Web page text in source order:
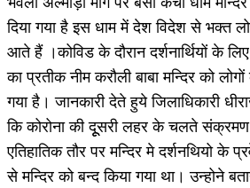
दिया गया है इस धाम में देश विदेश से भक्त
आते हैं ।कोविड के दौरान दर्शनार्थियों के
का प्रतीक नीम करौली बाबा मन्दिर को
गया है। जानकारी देते हुये जिलाधिकारी
कि कोरोना की दूूसरी लहर के चलते
एतिहातिक तौर पर मन्दिर मे दर्शनथियो के
से मन्दिर को बन्द किया गया था। उन्होने